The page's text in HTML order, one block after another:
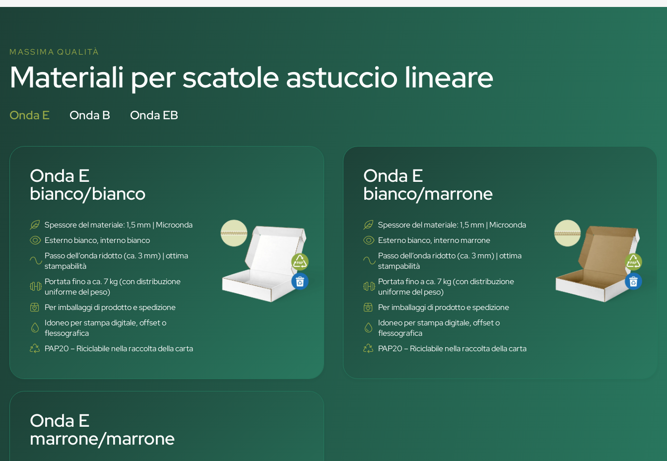
MASSIMA QUALITÀ
Materiali per scatole astuccio lineare
Onda E Onda B Onda EB
Onda E
bianco/bianco
Spessore del materiale: 1,5 mm | Microonda
Esterno bianco, interno bianco
Passo dell’onda ridotto (ca. 3 mm) | ottima
stampabilità
Portata fino a ca. 7 kg (con distribuzione
uniforme del peso)
Per imballaggi di prodotto e spedizione
Idoneo per stampa digitale, offset o
flessografica
PAP20 – Riciclabile nella raccolta della carta
Onda E
bianco/marrone
Spessore del materiale: 1,5 mm | Microonda
Esterno bianco, interno marrone
Passo dell’onda ridotto (ca. 3 mm) | ottima
stampabilità
Portata fino a ca. 7 kg (con distribuzione
uniforme del peso)
Per imballaggi di prodotto e spedizione
Idoneo per stampa digitale, offset o
flessografica
PAP20 – Riciclabile nella raccolta della carta
Onda E
marrone/marrone